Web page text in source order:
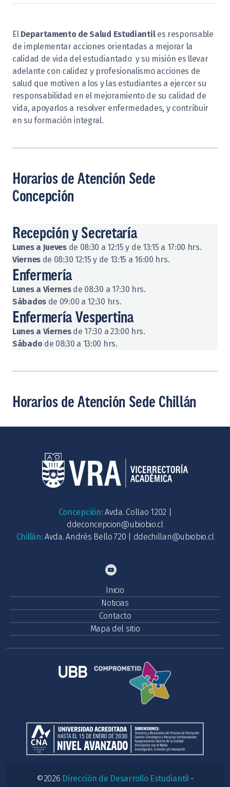
El Departamento de Salud Estudiantiles responsable
de implementar acciones orientadas a mejorar la
calidad de vida del estudiantado y su misión es llevar
adelante con calidez y profesionalismo acciones de
salud que motiven a los y las estudiantes a ejercer su
responsabilidad en el mejoramiento de su calidad de
vida, apoyarlos a resolver enfermedades, y contribuir
en su formación integral.
Horarios de Atención Sede
Concepción
Recepción y Secretaría
Lunes a Juevesde 08:30 a 12:15 y de 13:15 a 17:00 hrs.
Viernesde 08:30 12:15 y de 13:15 a 16:00 hrs.
Enfermería
Lunes a Viernesde 08:30 a 17:30 hrs.
Sábados de 09:00 a 12:30 hrs.
Enfermería Vespertina
Lunes a Viernesde 17:30 a 23:00 hrs.
Sábado de 08:30 a 13:00 hrs.
Horarios de Atención Sede Chillán
Concepción:Avda. Collao 1202 |
ddeconcepcion@ubiobio.cl
Chillán:Avda. Andrés Bello 720 | ddechillan@ubiobio.cl
Inicio
Noticias
Contacto
Mapa del sitio
©2026 Dirección de Desarrollo Estudiantil-